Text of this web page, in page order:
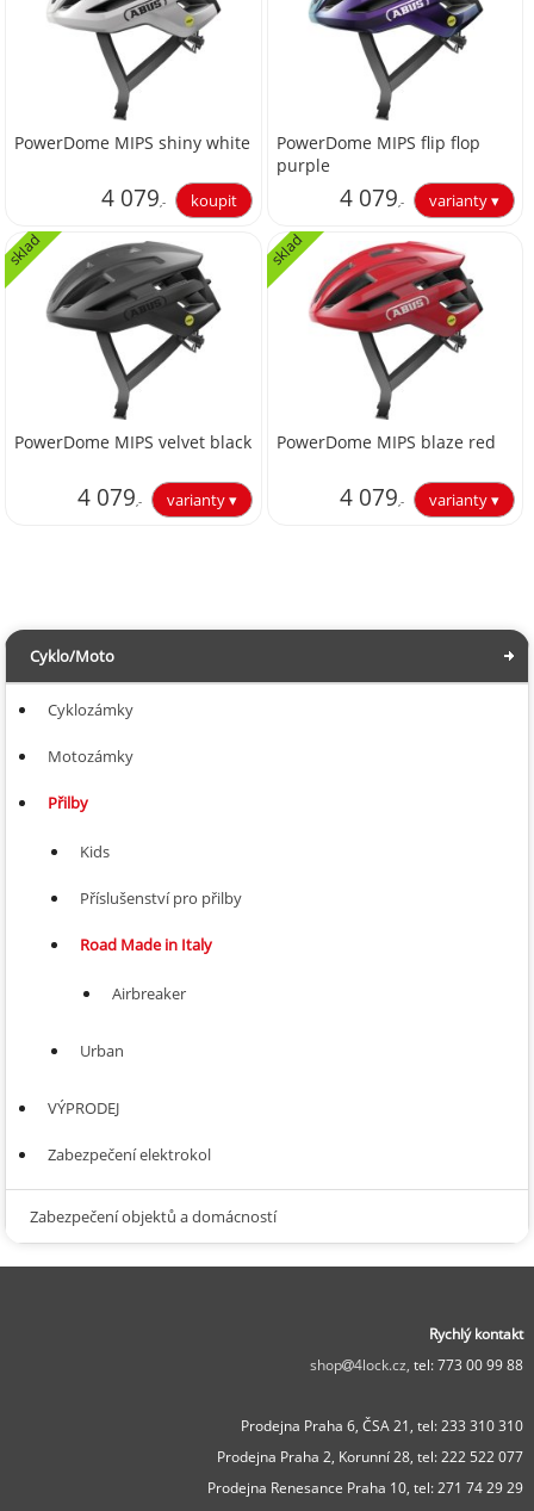
PowerDome MIPS shiny white
4 079,-
3 371,07
PowerDome MIPS flip flop
purple
4 079 ,-
3 371,07
PowerDome MIPS velvet black
sklad
4 079,-
PowerDome MIPS blaze red
sklad
4 079 ,-
Cyklo/Moto
Cyklozámky
Motozámky
Přilby
Kids
Příslušenství pro přilby
Road Made in Italy
Airbreaker
Urban
VÝPRODEJ
Zabezpečení elektrokol
Zabezpečení objektů a domácností
Rychlý kontakt
shop
4lock.cz, tel: 773 00 99 88
Prodejna Praha 6, ČSA 21, tel: 233 310 310
Prodejna Praha 2, Korunní 28, tel: 222 522 077
Prodejna Renesance Praha 10, tel: 271 74 29 29